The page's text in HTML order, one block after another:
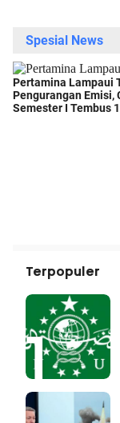
Terpopuler